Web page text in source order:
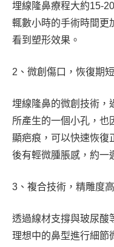
埋線隆鼻療程大約15-
輒數小時的手術時間更
看到塑形效果。
2、微創傷口，恢復期短
埋線隆鼻的微創技術，
所產生的一個小孔，也
顯疤痕，可以快速恢復
後有輕微腫脹感，約一
3、複合技術，精雕度高
透過線材支撐與玻尿酸
理想中的鼻型進行細節